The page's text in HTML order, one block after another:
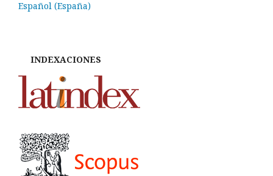
Español (España)
INDEXACIONES